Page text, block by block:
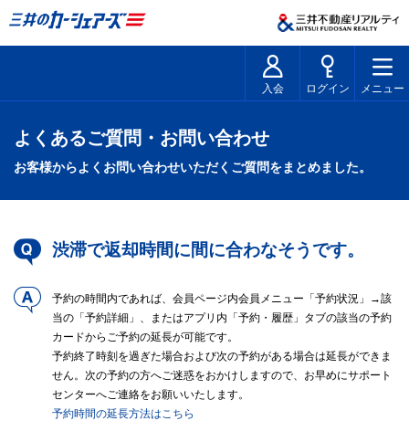
入会 ログイン メニュー
よくあるご質問・お問い合わせ
お客様からよくお問い合わせいただくご質問をまとめました。
渋滞で返却時間に間に合わなそうです。
予約の時間内であれば、会員ページ内会員メニュー「予約状況」→該
当の「予約詳細」、またはアプリ内「予約・履歴」タブの該当の予約
カードからご予約の延長が可能です。
予約終了時刻を過ぎた場合および次の予約がある場合は延長ができま
せん。次の予約の方へご迷惑をおかけしますので、お早めにサポート
センターへご連絡をお願いいたします。
予約時間の延長方法はこちら